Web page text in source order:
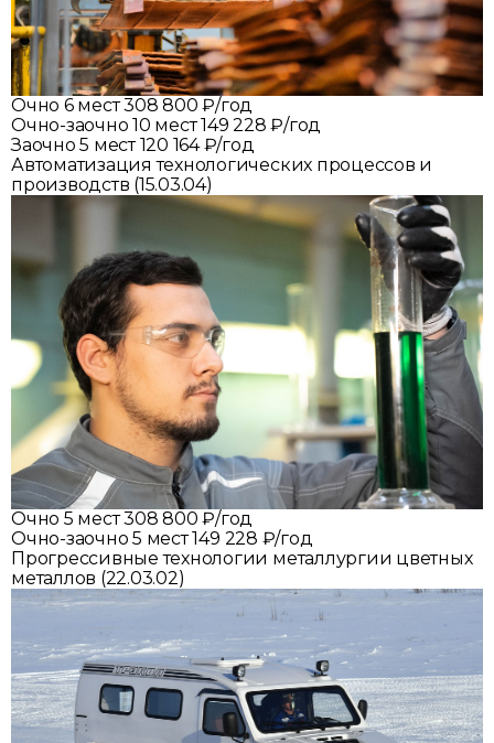
Очно 6 мест308 800 ₽/год
Очно-заочно 10 мест149 228 ₽/год
Заочно 5 мест 120 164 ₽/год
Автоматизация технологических процессов и
производств (15.03.04)
Очно 5 мест308 800 ₽/год
Очно-заочно 5 мест149 228 ₽/год
Прогрессивные технологии металлургии цветных
металлов (22.03.02)